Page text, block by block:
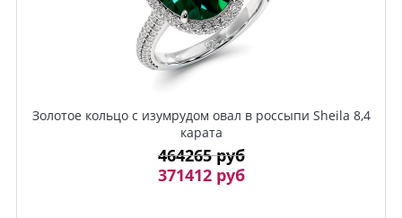
Золотое кольцо с изумрудом овал в россыпи Sheila 8,4
карата
464265 руб
371412 руб